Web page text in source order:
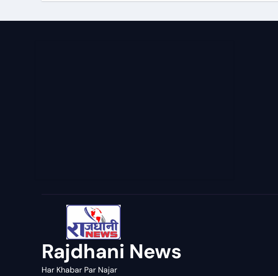
Rajdhani News
Har Khabar Par Najar